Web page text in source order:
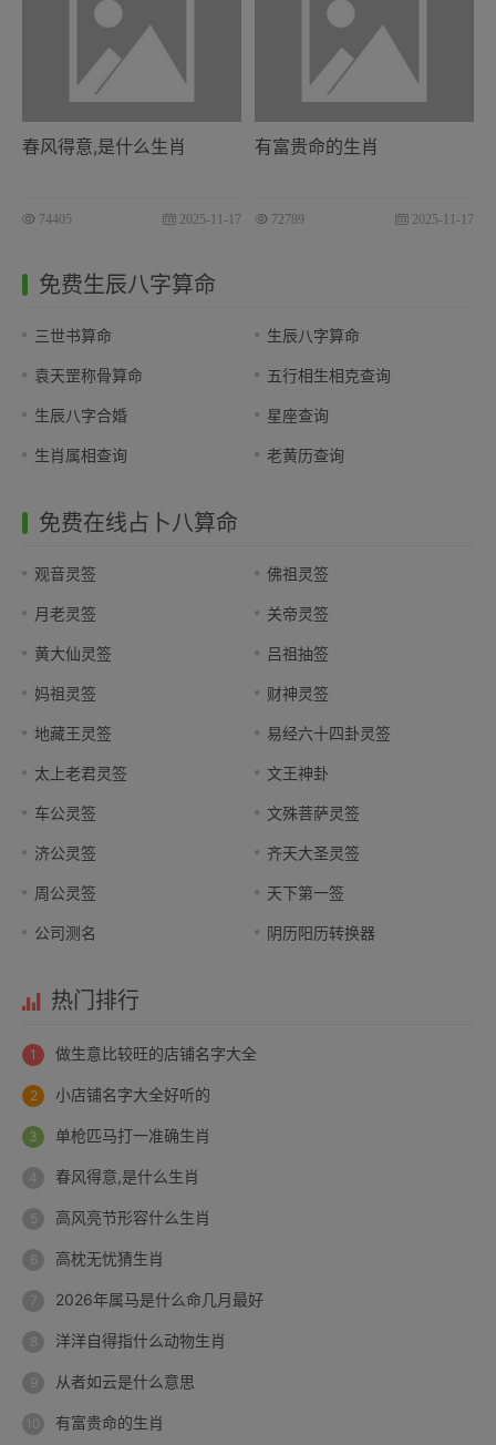
春风得意,是什么生肖
74405 2025-11-17
有富贵命的生肖
72789 2025-11-17
免费生辰八字算命
三世书算命 生辰八字算命
袁天罡称骨算命 五行相生相克查询
生辰八字合婚 星座查询
生肖属相查询 老黄历查询
免费在线占卜八算命
观音灵签 佛祖灵签
月老灵签 关帝灵签
黄大仙灵签 吕祖抽签
妈祖灵签 财神灵签
地藏王灵签 易经六十四卦灵签
太上老君灵签 文王神卦
车公灵签 文殊菩萨灵签
济公灵签 齐天大圣灵签
周公灵签 天下第一签
公司测名 阴历阳历转换器
热门排行
做生意比较旺的店铺名字大全
小店铺名字大全好听的
单枪匹马打一准确生肖
春风得意,是什么生肖
高风亮节形容什么生肖
高枕无忧猜生肖
2026年属马是什么命几月最好
洋洋自得指什么动物生肖
从者如云是什么意思
有富贵命的生肖